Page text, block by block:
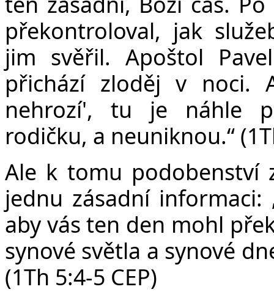
překontroloval, jak
jim svěřil. Apoštol
přichází zloděj v noci.
nehrozí', tu je náhle
rodičku, a neuniknou.“
Ale k tomu podobenství
jednu zásadní
aby vás ten den mohl
synové světla a synové
(1Th 5:4-5 CEP)